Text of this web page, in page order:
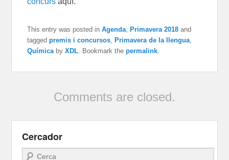
This entry was posted inAgenda, Primavera 2018 and
taggedpremis i concursos, Primavera de la llengua,
QuímicabyXDL. Bookmark thepermalink.
Comments are closed.
Cercador
Search